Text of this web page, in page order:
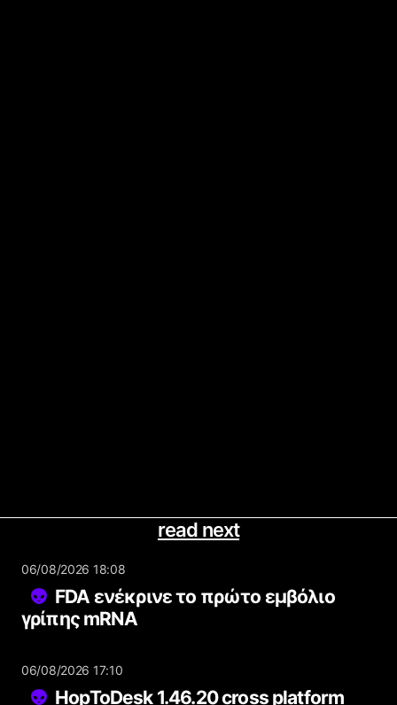
read next
06/08/2026 18:08
FDA ενέκρινε το πρώτο εμβόλιο
γρίπης mRNA
06/08/2026 17:10
HopToDesk 1.46.20 cross platform